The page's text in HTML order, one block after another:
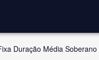
Duração Média Soberano